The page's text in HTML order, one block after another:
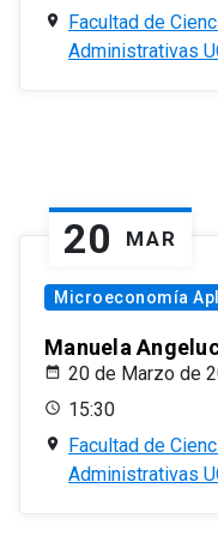
Facultad de
Administrativas
20 MAR
Microeconomía
Manuela
20 de Marzo de
15:30
Facultad de
Administrativas